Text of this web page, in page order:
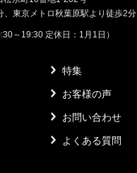
、東京メトロ秋葉原駅より徒歩2分
～19:30 定休日：1月1日）
特集
お客様の声
お問い合わせ
よくある質問